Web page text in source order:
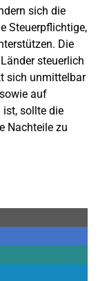
sich die
Steuerpflichtige,
Die
steuerlich
sich unmittelbar
auf
ist, sollte die
Nachteile zu